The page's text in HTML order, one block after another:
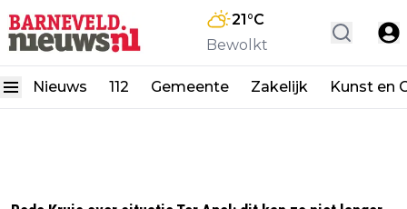
21°C
Bewolkt
Nieuws 112 Gemeente Zakelijk Kunst en